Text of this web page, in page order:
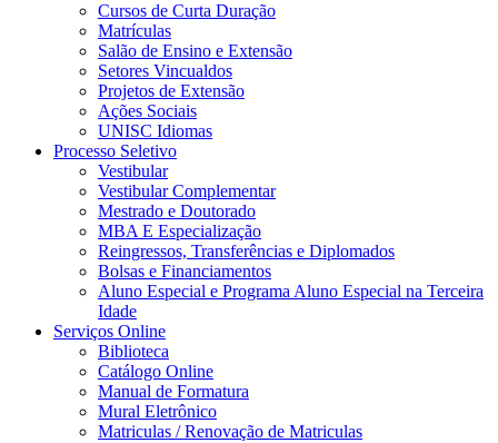
Cursos de Curta Duração
Matrículas
Salão de Ensino e Extensão
Setores Vincualdos
Projetos de Extensão
Ações Sociais
UNISC Idiomas
Processo Seletivo
Vestibular
Vestibular Complementar
Mestrado e Doutorado
MBA E Especialização
Reingressos, Transferências e Diplomados
Bolsas e Financiamentos
Aluno Especial e Programa Aluno Especial na Terceira
Idade
Serviços Online
Biblioteca
Catálogo Online
Manual de Formatura
Mural Eletrônico
Matriculas / Renovação de Matriculas